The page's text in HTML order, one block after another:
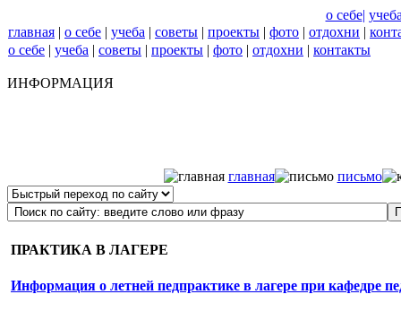
o ceбe|
главная | о себе | учеба | советы | проекты | фото | отдохни |
о себе | учеба | советы | проекты | фото | отдохни | контакты
ИНФОРМАЦИЯ
главная письмо
ПРАКТИКА В ЛАГЕРЕ
Информация о летней педпрактике в лагере при кафедре